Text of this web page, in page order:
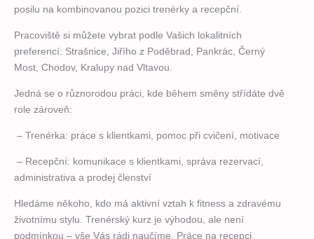
posilu na kombinovanou pozici trenérky a recepční.
Pracoviště si můžete vybrat podle Vašich lokalitních
preferencí: Strašnice, Jiřího z Poděbrad, Pankrác, Černý
Most, Chodov, Kralupy nad Vltavou.
Jedná se o různorodou práci, kde během směny střídáte dvě
role zároveň:
– Trenérka: práce s klientkami, pomoc při cvičení, motivace
– Recepční: komunikace s klientkami, správa rezervací,
administrativa a prodej členství
Hledáme někoho, kdo má aktivní vztah k fitness a zdravému
životnímu stylu. Trenérský kurz je výhodou, ale není
podmínkou – vše Vás rádi naučíme. Práce na recepci
Kde bude Váš zkušební trénink?*
P9 Černý Most
P10 Strašnická
P4 Pankrác/Budějovická
P2 Jiřího z Poděbrad
Kralupy nad Vltavou
Souhlas se zpracováním osobních údajů. Údaje
ODESLAT